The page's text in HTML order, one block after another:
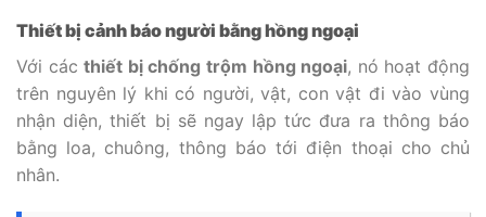
Thiết bị cảnh báo người bằng hồng ngoại
Với cácthiết bị chống trộm hồng ngoại, nó hoạt động
trên nguyên lý khi có người, vật, con vật đi vào vùng
nhận diện, thiết bị sẽ ngay lập tức đưa ra thông báo
bằng loa, chuông, thông báo tới điện thoại cho chủ
nhân.